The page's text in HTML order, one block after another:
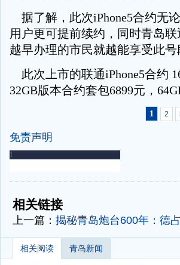
据了解，此次iPhone5合约无
用户更可提前续约，同时青岛
越早办理的市民就越能享受此号
此次上市的联通iPhone5合约
32GB版本合约套包6899元，
1 2
免责声明
-
相关链接
上一篇： 揭秘青岛炮台600年：德
相关阅读 青岛新闻